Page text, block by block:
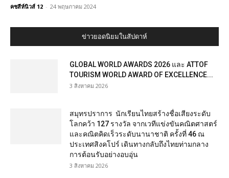
คชสีห์นิวส์ 12 - 24 พฤษภาคม 2024
ข่าวยอดนิยมในสัปดาห์
GLOBAL WORLD AWARDS 2026 และ ATTOF
TOURISM WORLD AWARD OF EXCELLENCE...
3 สิงหาคม 2026
สมุทรปราการ นักเรียนไทยสร้างชื่อเสียงระดับ
โลกคว้า 127 รางวัล จากเวทีแข่งขันคณิตศาสตร์
และคณิตคิดเร็วระดับนานาชาติ ครั้งที่ 46 ณ
ประเทศสิงคโปร์ เดินทางกลับถึงไทยท่ามกลาง
การต้อนรับอย่างอบอุ่น
3 สิงหาคม 2026